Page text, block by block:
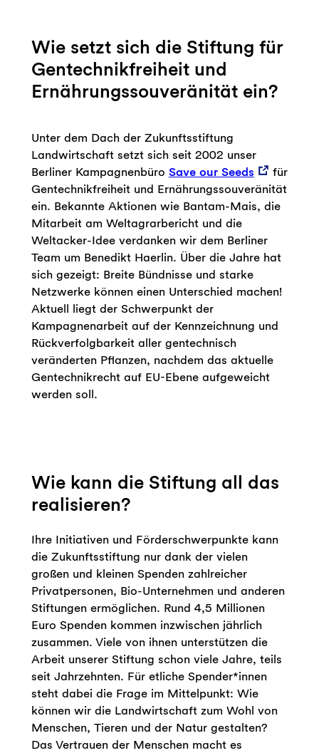
Wie setzt sich die Stiftung für
Gentechnikfreiheit und
Ernährungssouveränität ein?
Unter dem Dach der Zukunftsstiftung
Landwirtschaft setzt sich seit 2002 unser
Berliner Kampagnenbüro Save our Seeds
für
Gentechnikfreiheit und Ernährungssouveränität
ein. Bekannte Aktionen wie Bantam-Mais, die
Mitarbeit am Weltagrarbericht und die
Weltacker-Idee verdanken wir dem Berliner
Team um Benedikt Haerlin. Über die Jahre hat
sich gezeigt: Breite Bündnisse und starke
Netzwerke können einen Unterschied machen!
Aktuell liegt der Schwerpunkt der
Kampagnenarbeit auf der Kennzeichnung und
Rückverfolgbarkeit aller gentechnisch
veränderten Pflanzen, nachdem das aktuelle
Gentechnikrecht auf EU-Ebene aufgeweicht
werden soll.
Wie kann die Stiftung all das
realisieren?
Ihre Initiativen und Förderschwerpunkte kann
die Zukunftsstiftung nur dank der vielen
großen und kleinen Spenden zahlreicher
Privatpersonen, Bio-Unternehmen und anderen
Stiftungen ermöglichen. Rund 4,5 Millionen
Euro Spenden kommen inzwischen jährlich
zusammen. Viele von ihnen unterstützen die
Arbeit unserer Stiftung schon viele Jahre, teils
seit Jahrzehnten. Für etliche Spender*innen
steht dabei die Frage im Mittelpunkt: Wie
können wir die Landwirtschaft zum Wohl von
Menschen, Tieren und der Natur gestalten?
Das Vertrauen der Menschen macht es